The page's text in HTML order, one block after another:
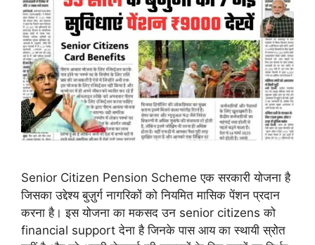
Senior Citizen Pension Scheme एक सरकारी योजना है
जिसका उद्देश्य बुज़ुर्ग नागरिकों को नियमित मासिक पेंशन प्रदान
करना है। इस योजना का मकसद उन senior citizens को
financial support देना है जिनके पास आय का स्थायी स्रोत